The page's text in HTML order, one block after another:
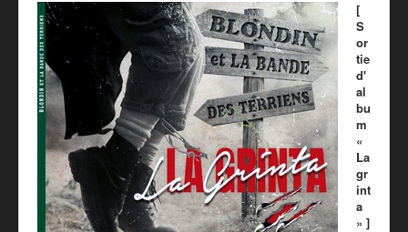
[
S
or
tie
d'
al
bu
m
«
La
gr
int
a
» ]